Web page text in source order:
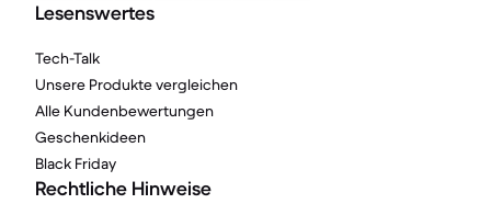
Lesenswertes
Tech-Talk
Unsere Produkte vergleichen
Alle Kundenbewertungen
Geschenkideen
Black Friday
Rechtliche Hinweise